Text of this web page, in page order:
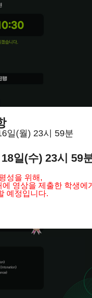
일(월) 23시 59분
일(수) 23시 59
성을 위해,
영상을 제출한 학생에
예정입니다.